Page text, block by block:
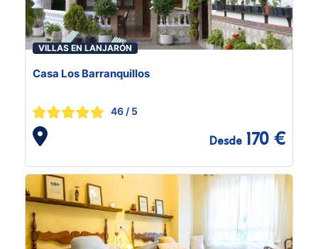
VILLAS EN LANJARÓN
Casa Los Barranquillos
46 / 5
Desde 170 €